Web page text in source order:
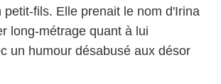
petit-fils. Elle prenait le nom d'Irina
long-métrage quant à lui
un humour désabusé aux désor